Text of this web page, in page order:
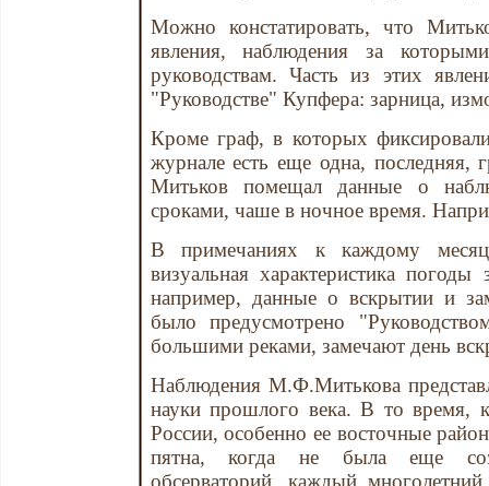
Можно констатировать, что
явления, наблюдения за
руководствам. Часть из этих
"Руководстве" Купфера: зарница,
Кроме граф, в которых
журнале есть еще одна, последняя,
Митьков помещал данные о
сроками, чаше в ночное время.
В примечаниях к каждому
визуальная характеристика
например, данные о вскрытии и
было предусмотрено
большими реками, замечают день
Наблюдения М.Ф.Митькова
науки прошлого века. В то время,
России, особенно ее восточные
пятна, когда не была еще
обсерваторий, каждый